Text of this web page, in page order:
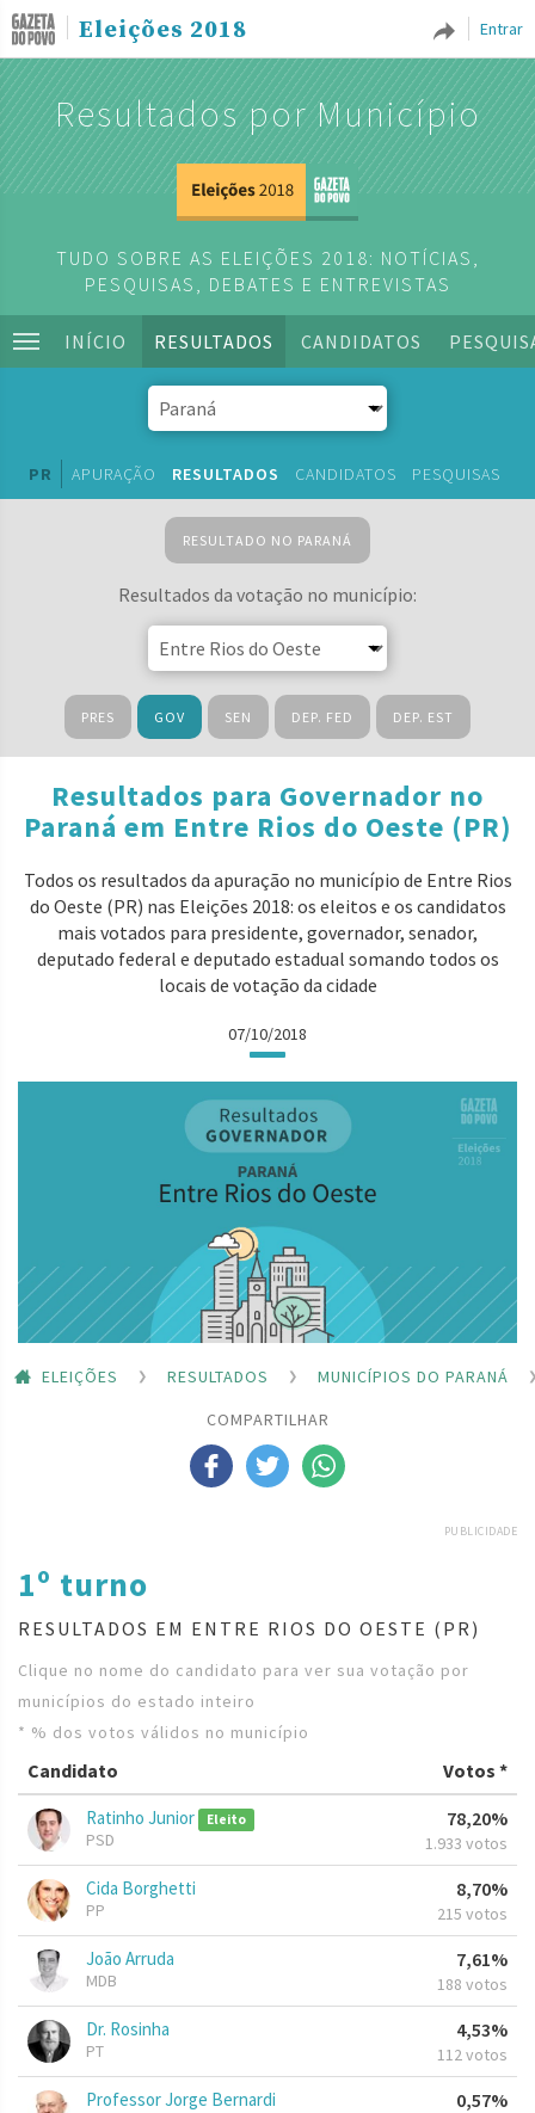
Entrar
Eleições 2018
Resultados por Município
TUDO SOBRE AS ELEIÇÕES 2018: NOTÍCIAS,
PESQUISAS, DEBATES E ENTREVISTAS
INÍCIO RESULTADOS CANDIDATOS
PR APURAÇÃO RESULTADOS CANDIDATOS PESQUISAS
RESULTADO NO PARANÁ
Resultados da votação no município:
PRES GOV SEN DEP. FED DEP. EST
Resultados para Governador no
Paraná em Entre Rios do Oeste (PR)
Todos os resultados da apuração no município de Entre Rios
do Oeste (PR) nas Eleições 2018: os eleitos e os candidatos
mais votados para presidente, governador, senador,
deputado federal e deputado estadual somando todos os
locais de votação da cidade
07/10/2018
ELEIÇÕES RESULTADOS
MUNICÍPIOS DO PARANÁ
COMPARTILHAR
PUBLICIDADE
1º turno
RESULTADOS EM ENTRE RIOS DO OESTE (PR)
Clique no nome do candidato para ver sua votação por
municípios do estado inteiro
* % dos votos válidos no município
Candidato Votos *
Ratinho Junior Eleito
PSD
78,20%
1.933 votos
Cida Borghetti
PP
8,70%
215 votos
João Arruda
MDB
7,61%
188 votos
Dr. Rosinha
PT
4,53%
112 votos
Professor Jorge Bernardi 0,57%